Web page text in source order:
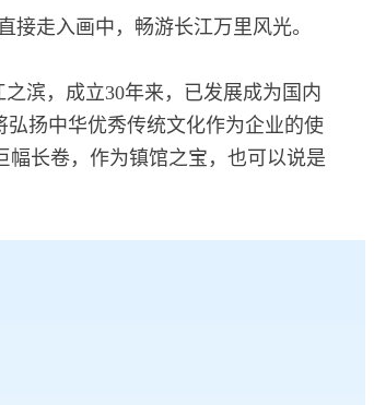
走入画中，畅游长江万里风光。
滨，成立30年来，已发展成为国内
扬中华优秀传统文化作为企业的使
长卷，作为镇馆之宝，也可以说是